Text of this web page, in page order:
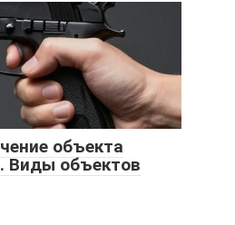
объекта
Виды объектов